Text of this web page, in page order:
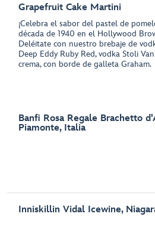
Grapefruit Cake Martini
¡Celebra el sabor del pastel de
década de 1940 en el Hollywood
Deléitate con nuestro brebaje de
Deep Eddy Ruby Red, vodka Stoli
crema, con borde de galleta Graham.
Banfi Rosa Regale Brachetto
Piamonte, Italia
Inniskillin Vidal Icewine,